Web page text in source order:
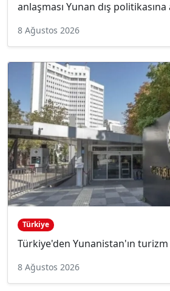
anlaşması Yunan dış
8 Ağustos 2026
Türkiye
Türkiye'den Yunanistan'ın
8 Ağustos 2026